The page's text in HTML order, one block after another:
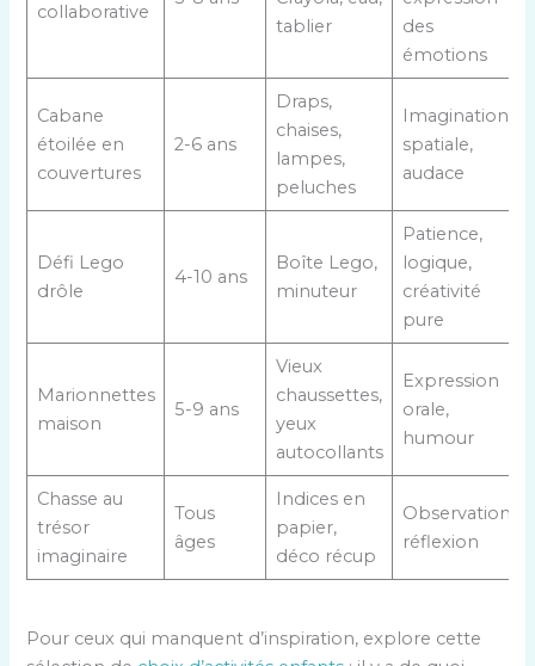
collaborative
tablier
des
émotions
Cabane
étoilée en
couvertures
2-6 ans
Draps,
chaises,
lampes,
peluches
Imagination
spatiale,
audace
Défi Lego
drôle
4-10 ans
Boîte Lego,
minuteur
Patience,
logique,
créativité
pure
Marionnettes
maison
5-9 ans
Vieux
chaussettes,
yeux
autocollants
Expression
orale,
humour
Chasse au
trésor
imaginaire
Tous
âges
Indices en
papier,
déco récup
Observation,
réflexion
Pour ceux qui manquent d’inspiration, explore cette